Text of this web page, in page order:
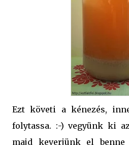
Ezt követi a kénezés,
folytassa. :-) vegyünk ki
majd keverjünk el benne